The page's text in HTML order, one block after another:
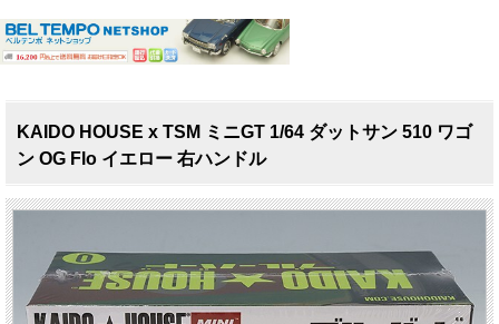
KAIDO HOUSE x TSM ミニGT 1/64 ダットサン 510 ワゴ
ン OG Flo イエロー 右ハンドル